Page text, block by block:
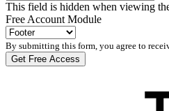
This field is hidden when viewing
Free Account Module
By submitting this form, you agree to